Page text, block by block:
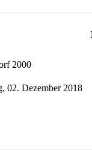
2000
02. Dezember 2018